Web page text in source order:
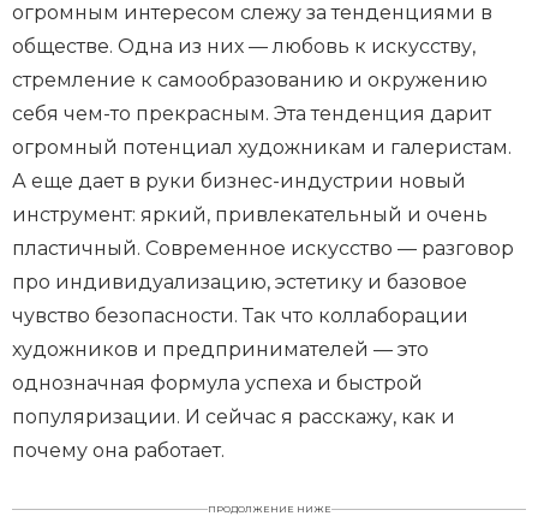
огромным интересом слежу за тенденциями в
обществе. Одна из них — любовь к искусству,
стремление к самообразованию и окружению
себя чем-то прекрасным. Эта тенденция дарит
огромный потенциал художникам и галеристам.
А еще дает в руки бизнес-индустрии новый
инструмент: яркий, привлекательный и очень
пластичный. Современное искусство — разговор
про индивидуализацию, эстетику и базовое
чувство безопасности. Так что коллаборации
художников и предпринимателей — это
однозначная формула успеха и быстрой
популяризации. И сейчас я расскажу, как и
почему она работает.
ПРОДОЛЖЕНИЕ НИЖЕ